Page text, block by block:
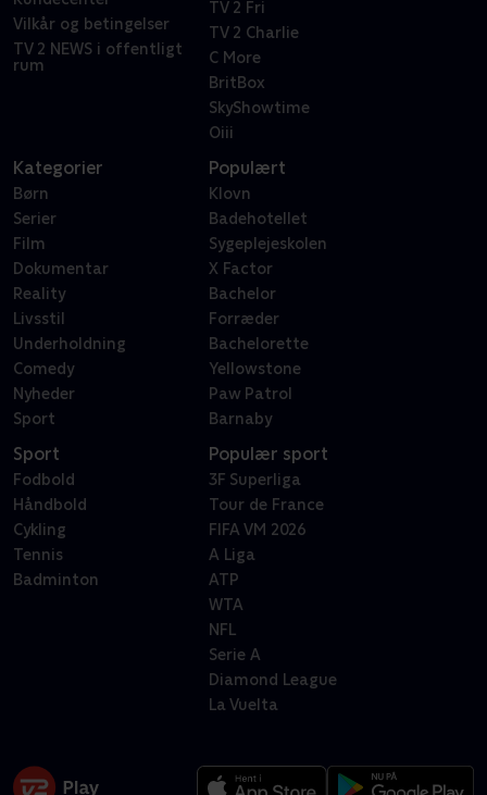
Vilkår og betingelser
TV 2 NEWS i offentligt
rum
TV 2 Fri
TV 2 Charlie
C More
BritBox
SkyShowtime
Oiii
Kategorier
Børn
Serier
Film
Dokumentar
Reality
Livsstil
Underholdning
Comedy
Nyheder
Sport
Populært
Klovn
Badehotellet
Sygeplejeskolen
X Factor
Bachelor
Forræder
Bachelorette
Yellowstone
Paw Patrol
Barnaby
Sport
Fodbold
Håndbold
Cykling
Tennis
Badminton
Populær sport
3F Superliga
Tour de France
FIFA VM 2026
A Liga
ATP
WTA
NFL
Serie A
Diamond League
La Vuelta